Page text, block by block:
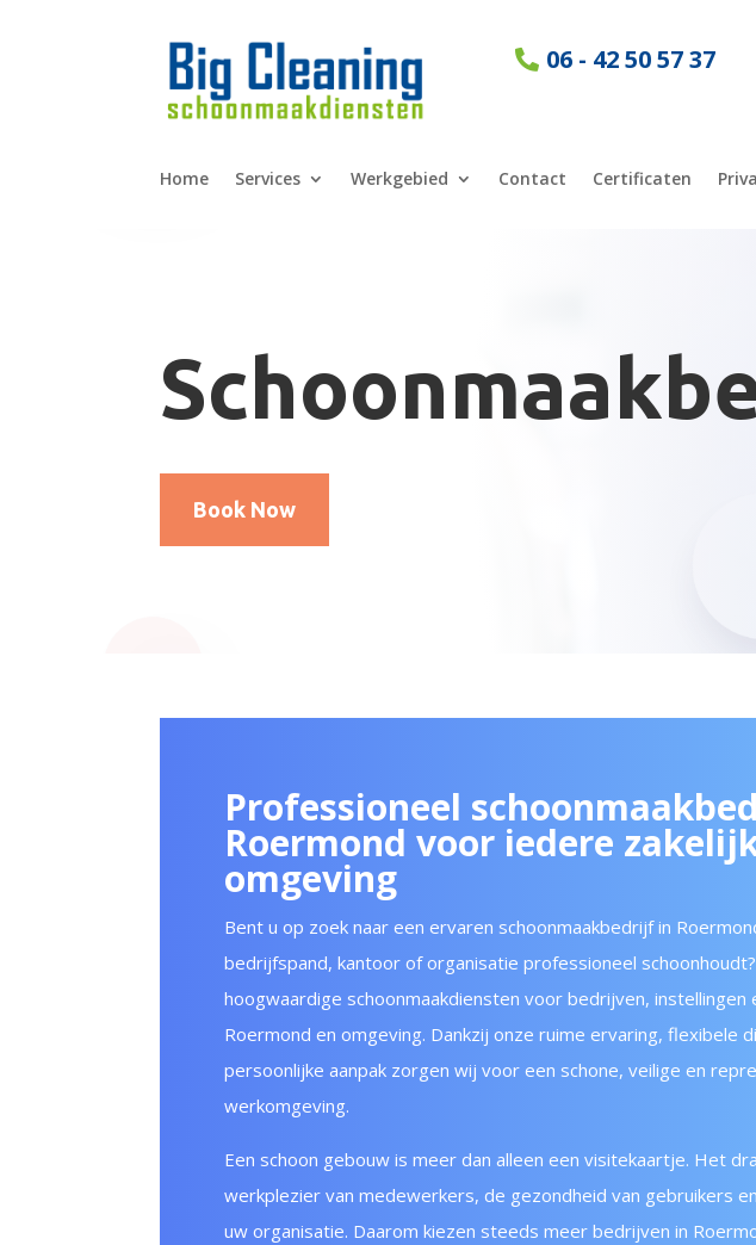
06 - 42 50 57 37
Home Services Werkgebied Contact Certificaten
Book Now
Professioneel
Roermond voor iedere
omgeving
Bent u op zoek naar een ervaren schoonmaakbedrijf in
bedrijfspand, kantoor of organisatie professioneel
hoogwaardige schoonmaakdiensten voor bedrijven, instellingen
Roermond en omgeving. Dankzij onze ruime ervaring, flexibele
persoonlijke aanpak zorgen wij voor een schone, veilige en
werkomgeving.
Een schoon gebouw is meer dan alleen een visitekaartje. Het
werkplezier van medewerkers, de gezondheid van gebruikers
uw organisatie. Daarom kiezen steeds meer bedrijven in